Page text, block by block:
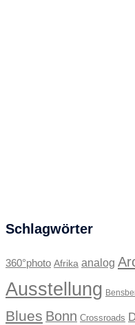
Schlagwörter
360°photo Afrika analog
Ausstellung
Blues Bonn Crossroads